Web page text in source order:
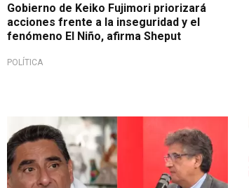
Gobierno de Keiko Fujimori priorizará
acciones frente a la inseguridad y el
fenómeno El Niño, afirma Sheput
POLÍTICA
Respalda su perfil político